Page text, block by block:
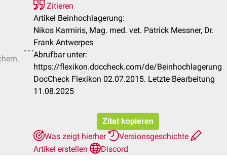
Zitieren
Artikel Beinhochlagerung:
Nikos Karmiris, Mag. med. vet. Patrick Messner, Dr.
Frank Antwerpes
Abrufbar unter:
https://flexikon.doccheck.com/de/Beinhochlagerung
DocCheck Flexikon 02.07.2015. Letzte Bearbeitung
11.08.2025
Zitat kopieren
Was zeigt hierher
Versionsgeschichte
Artikel erstellen
Discord